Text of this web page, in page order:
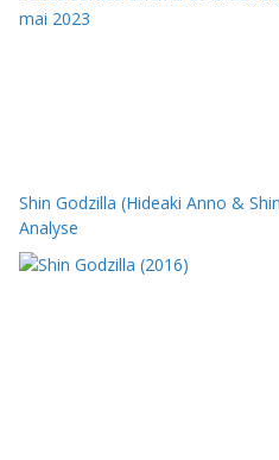
Shin Godzilla (Hideaki Anno &
Analyse